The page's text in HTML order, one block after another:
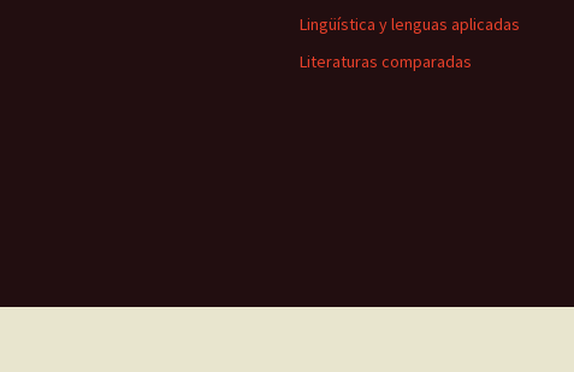
Lingüística y lenguas aplicadas
Literaturas comparadas